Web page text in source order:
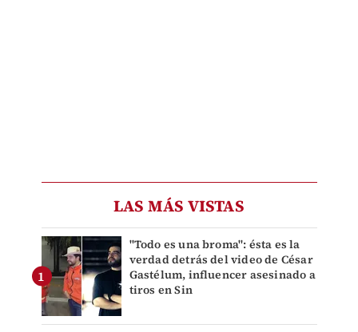
LAS MÁS VISTAS
"Todo es una broma": ésta es la
verdad detrás del video de César
Gastélum, influencer asesinado a
tiros en Sin